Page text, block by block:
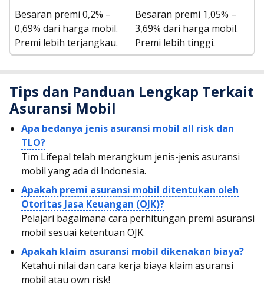
Besaran premi 0,2% –
0,69% dari harga mobil.
Premi lebih terjangkau.
Besaran premi 1,05% –
3,69% dari harga mobil.
Premi lebih tinggi.
Tips dan Panduan Lengkap Terkait
Asuransi Mobil
Apa bedanya jenis asuransi mobil all risk dan
TLO?
Tim Lifepal telah merangkum jenis-jenis asuransi
mobil yang ada di Indonesia.
Apakah premi asuransi mobil ditentukan oleh
Otoritas Jasa Keuangan (OJK)?
Pelajari bagaimana cara perhitungan premi asuransi
mobil sesuai ketentuan OJK.
Apakah klaim asuransi mobil dikenakan biaya?
Ketahui nilai dan cara kerja biaya klaim asuransi
mobil atau own risk!